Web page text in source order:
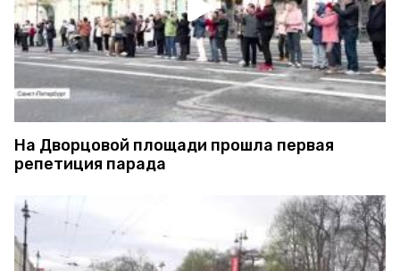
На Дворцовой площади прошла первая
репетиция парада